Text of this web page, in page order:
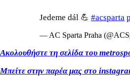
Jedeme dál 💪 #acsparta
— AC Sparta Praha
Ακολουθήστε τη σελίδα του
Μπείτε στην παρέα μας στο